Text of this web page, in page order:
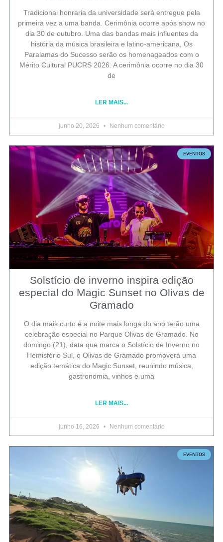
Tradicional honraria da universidade será entregue pela
primeira vez a uma banda. Cerimônia ocorre após show no
dia 30 de outubro. Uma das bandas mais influentes da
história da música brasileira e latino-americana, Os
Paralamas do Sucesso serão os homenageados com o
Mérito Cultural PUCRS 2026. A cerimônia ocorre no dia 30
de
LER MAIS...
junho 20, 2026 Nenhum comentário
EVENTOS
Solstício de inverno inspira edição
especial do Magic Sunset no Olivas de
Gramado
O dia mais curto e a noite mais longa do ano terão uma
celebração especial no Parque Olivas de Gramado. No
domingo (21), data que marca o Solstício de Inverno no
Hemisfério Sul, o Olivas de Gramado promoverá uma
edição temática do Magic Sunset, reunindo música,
gastronomia, vinhos e uma
LER MAIS...
junho 16, 2026 Nenhum comentário
EVENTOS